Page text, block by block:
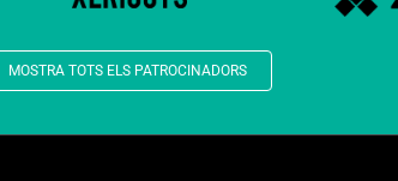
MOSTRA TOTS ELS PATROCINADORS